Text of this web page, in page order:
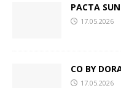
PACTA
17.05.2026
CO BY
17.05.2026